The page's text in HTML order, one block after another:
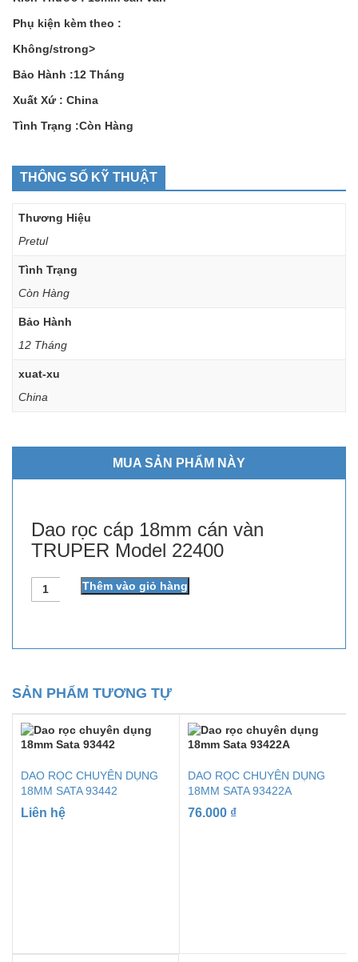
Phụ kiện kèm theo :
Không/strong>
Bảo Hành :12 Tháng
Xuất Xứ : China
Tình Trạng :Còn Hàng
THÔNG SỐ KỸ THUẬT
Thương Hiệu
Pretul
Tình Trạng
Còn Hàng
Bảo Hành
12 Tháng
xuat-xu
China
MUA SẢN PHẨM NÀY
Dao rọc cáp 18mm cán vàn
TRUPER Model 22400
Số
Thêm vào giỏ hàng
SẢN PHẨM TƯƠNG TỰ
DAO RỌC CHUYÊN DỤNG
18MM SATA 93442
Liên hệ
DAO RỌC CHUYÊN DỤNG
18MM SATA 93422A
76.000 ₫